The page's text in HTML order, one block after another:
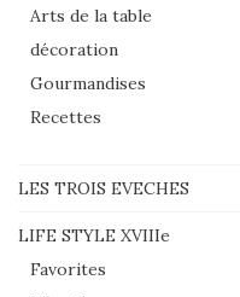
Arts de la table
décoration
Gourmandises
Recettes
LES TROIS EVECHES
LIFE STYLE XVIIIe
Favorites